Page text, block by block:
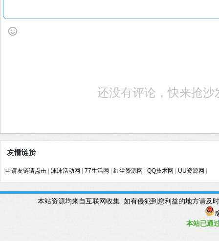
还没有评论，快来抢沙
申请友链请点击 沫沫活动网 77生活网 红尘资源网 QQ技术网 UU资源网
本站资源均来自互联网收集 如有侵犯到您利益的地方请
本站已通